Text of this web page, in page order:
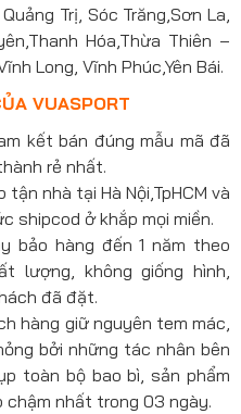
Trị, Sóc Trăng,Sơn La,
Hóa,Thừa Thiên –
Long, Vĩnh Phúc,Yên Bái.
VUASPORT
kết bán đúng mẫu mã đã
rẻ nhất.
nhà tại Hà Nội,TpHCM và
shipcod ở khắp mọi miền.
bảo hàng đến 1 năm theo
lượng, không giống hình,
đã đặt.
hàng giữ nguyên tem mác,
bởi những tác nhân bên
toàn bộ bao bì, sản phẩm
chậm nhất trong 03 ngày.